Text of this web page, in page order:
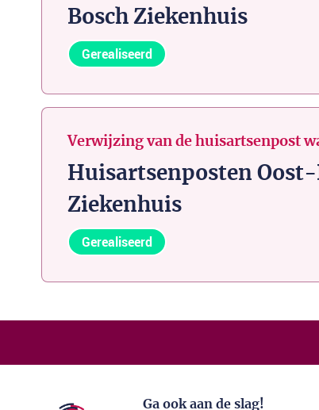
Bosch Ziekenhuis
Gerealiseerd
Verwijzing van de huisartsenpost
Huisartsenposten
Ziekenhuis
Gerealiseerd
Ga ook aan de slag!